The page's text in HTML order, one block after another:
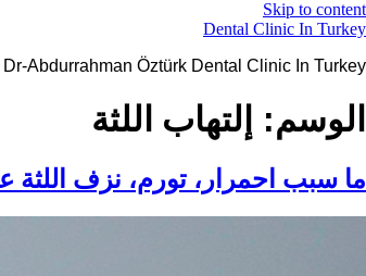
Skip to content
Dental Clinic In Turkey
Dr-Abdurrahman Öztürk Dental Clinic In Turkey
الوسم: إلتهاب اللثة
ما سبب احمرار، تورم، نزف اللثة